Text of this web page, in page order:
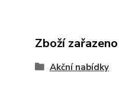
Zboží
Akční nabídky